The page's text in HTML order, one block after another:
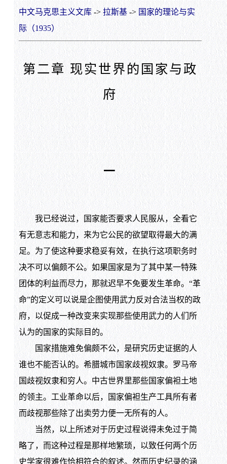
中文马克思主义文库-> 拉斯基-> 国家的理论与实
际（1935）
第二章 现实世界的国家与政
府
一
我已经说过，国家能否要求人民服从，全看它
有无意志和能力，来为它公民的欲望取得最大的满
足。为了使这种要求稳妥有效，在执行这项职务时
决不可以偏颇不公。如果国家是为了其中某一特殊
团体的利益而尽力，那就迟早不免要发生革命。“革
命”的定义可以说是企图使用武力反对合法当权的政
府，以促成一种改变来实现那些使用武力的人们所
认为的国家的实际目的。
国家措施难免偏颇不公，是研究历史证据的人
谁也不能否认的。希腊城市国家歧视奴隶。罗马帝
国歧视奴隶和穷人。中古世界里那些国家偏袒土地
的领主。工业革命以后，国家偏袒生产工具所有者
而歧视那些除了出卖劳力便一无所有的人。
当然，以上所述对于历史过程说得未免过于简
略了，而这种过程是那样地繁琐，以致任何两个历
史学家很难作恰相符合的叙述。然而历史纪录的涵